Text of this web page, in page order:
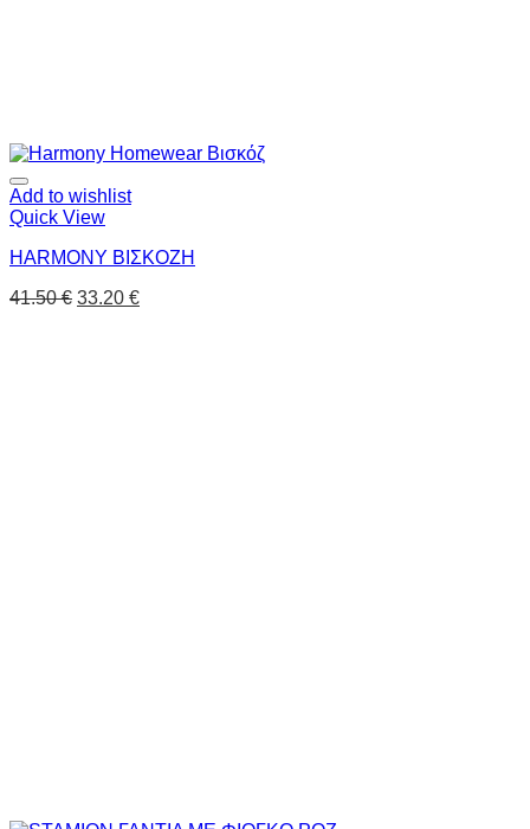
Add to wishlist
Quick View
HARMONY ΒΙΣΚΟΖΗ
41.50€ 33.20 €